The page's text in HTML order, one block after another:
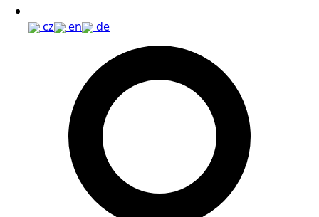
cz en de